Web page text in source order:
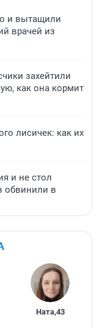
и вытащили
врачей из
захейтили
как она кормит
лисичек: как их
и не стол
обвинили в
Ната,43